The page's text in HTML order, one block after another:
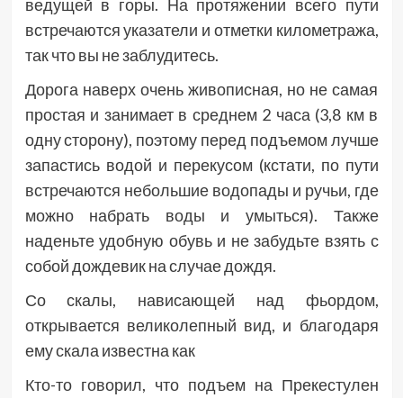
ведущей в горы. На протяжении всего пути
встречаются указатели и отметки километража,
так что вы не заблудитесь.
Дорога наверх очень живописная, но не самая
простая и занимает в среднем 2 часа (3,8 км в
одну сторону), поэтому перед подъемом лучше
запастись водой и перекусом (кстати, по пути
встречаются небольшие водопады и ручьи, где
можно набрать воды и умыться). Также
наденьте удобную обувь и не забудьте взять с
собой дождевик на случае дождя.
Со скалы, нависающей над фьордом,
открывается великолепный вид, и благодаря
ему скала известна как
Кто-то говорил, что подъем на Прекестулен